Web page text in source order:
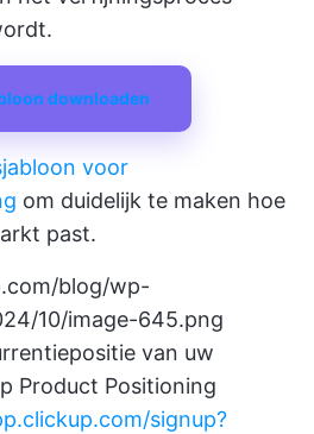
downloaden
voor
om duidelijk te maken hoe
past.
blog/wp-
10/image-645.png
van uw
Product Positioning
signup?